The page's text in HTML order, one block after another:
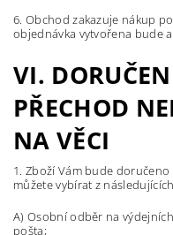
6. Obchod zakazuje nákup
objednávka vytvořena bude
VI.
PŘECHOD
NA VĚCI
1. Zboží Vám bude
můžete vybírat z
A) Osobní odběr na
pošta;